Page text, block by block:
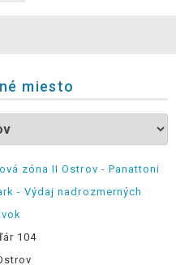
miesto
zóna II Ostrov - Panattoni
- Výdaj nadrozmerných
104